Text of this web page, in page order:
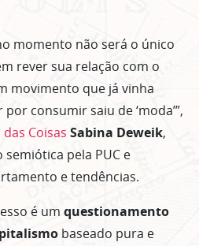
momento não será o único
rever sua relação com o
movimento que já vinha
consumir saiu de ‘moda’”,
Coisas Sabina Deweik,
pela PUC e
e tendências.
é um questionamento
baseado pura e